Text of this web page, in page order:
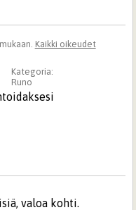
Kaikki oikeudet
Kategoria:
Runo
valoa kohti.